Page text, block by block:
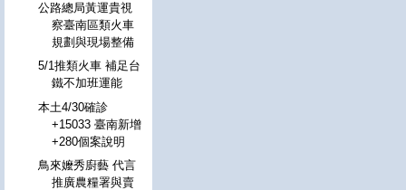
公路總局黃運貴視
察臺南區類火車
規劃與現場整備
5/1推類火車 補足台
鐵不加班運能
本土4/30確診
+15033 臺南新增
+280個案說明
鳥來嬤秀廚藝 代言
推廣農糧署與賣